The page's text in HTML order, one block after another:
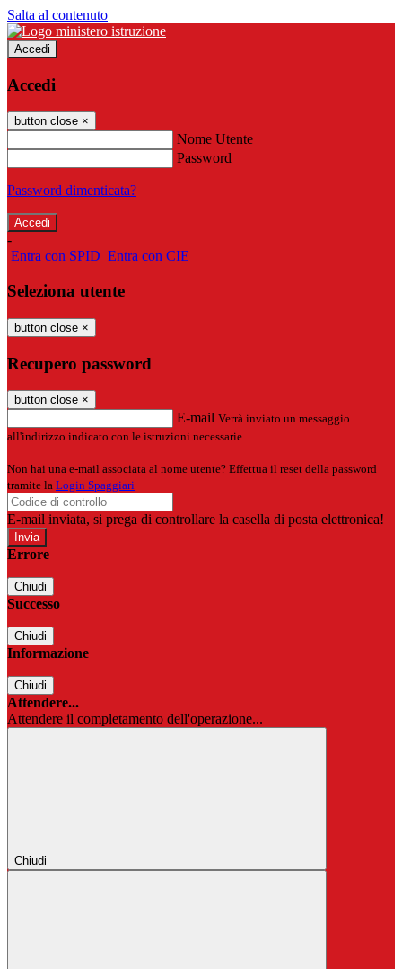
Salta al contenuto
Accedi
Accedi
button close ×
Nome Utente
Password
Password dimenticata?
-
Entra con SPID Entra con CIE
Seleziona utente
button close ×
Recupero password
button close ×
E-mail Verrà inviato un messaggio
all'indirizzo indicato con le istruzioni necessarie.
Non hai una e-mail associata al nome utente? Effettua il reset della password
tramite la Login Spaggiari
E-mail inviata, si prega di controllare la casella di posta elettronica!
Errore
Chiudi
Successo
Chiudi
Informazione
Chiudi
Attendere...
Attendere il completamento dell'operazione...
Chiudi